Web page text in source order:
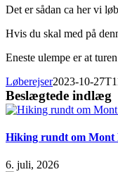
Det er sådan ca her vi
Hvis du skal med på
Eneste ulempe er at
Løberejser2023-10-
Beslægtede indlæg
Hiking rundt om Mont
6. juli, 2026